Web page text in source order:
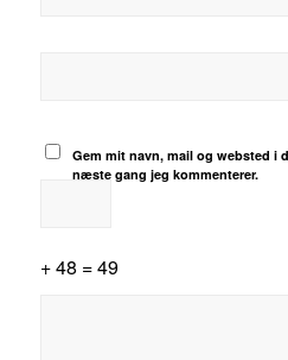
Gem mit navn, mail og websted i
næste gang jeg kommenterer.
+ 48 = 49